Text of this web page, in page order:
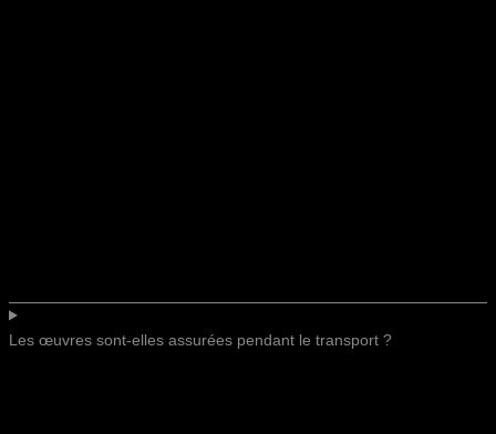
Les œuvres sont-elles assurées pendant le transport ?